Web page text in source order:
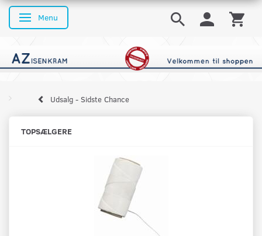
Skifte navigation
Menu
Udsalg - Sidste Chance
TOPSÆLGERE